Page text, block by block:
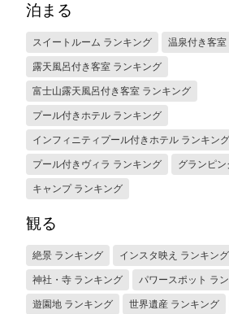
泊まる
スイートルーム ランキング 温泉付き客
露天風呂付き客室 ランキング
富士山露天風呂付き客室 ランキング
プール付きホテル ランキング
インフィニティプール付きホテル ランキング
プール付きヴィラ ランキング グランピ
キャンプ ランキング
観る
絶景 ランキング インスタ映え ランキング
神社・寺 ランキング パワースポット ラ
遊園地 ランキング 世界遺産 ランキング